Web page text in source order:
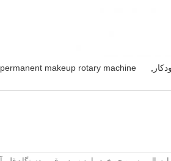
permanent makeup rotary machine